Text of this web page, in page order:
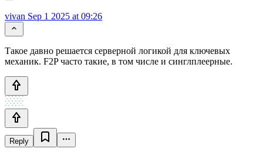
vivan Sep 1 2025 at 09:26
Такое давно решается серверной логикой для ключевых
механик. F2P часто такие, в том числе и синглплеерные.
Reply